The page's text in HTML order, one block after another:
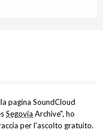
pagina SoundCloud
Segovia Archive", ho
per l'ascolto gratuito.